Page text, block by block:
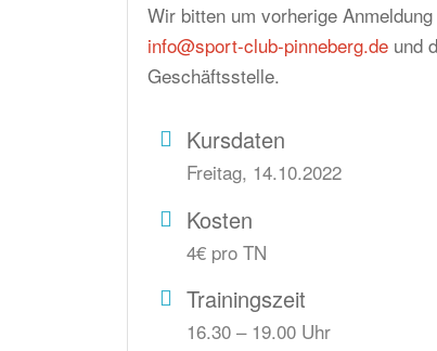
Wir bitten um vorherige
info@sport-club-pinneberg.de und
Geschäftsstelle.
Kursdaten
Freitag, 14.10.2022
Kosten
4€ pro TN
Trainingszeit
16.30 – 19.00 Uhr